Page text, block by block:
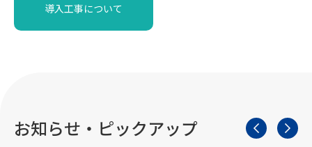
導入工事について
お知らせ・ピックアップ